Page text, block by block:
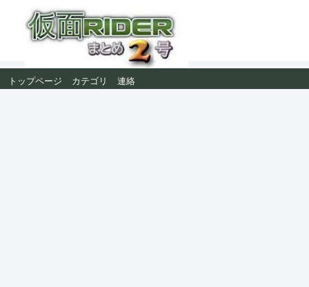
トップページ カテゴリ 連絡